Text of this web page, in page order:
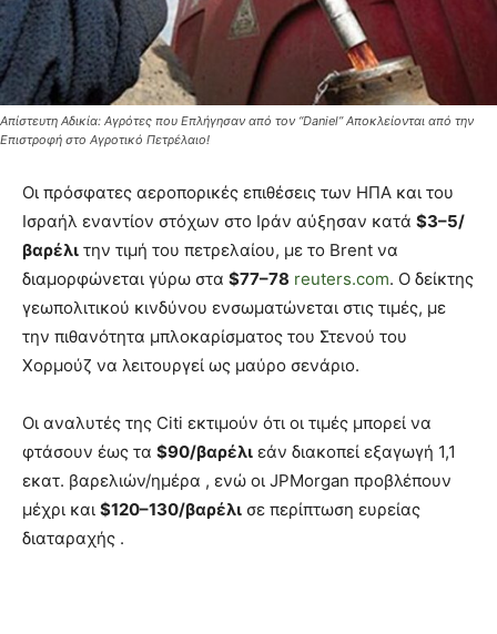
Απίστευτη Αδικία: Αγρότες που Επλήγησαν από τον “Daniel” Αποκλείονται από την
Επιστροφή στο Αγροτικό Πετρέλαιο!
Οι πρόσφατες αεροπορικές επιθέσεις των ΗΠΑ και του
Ισραήλ εναντίον στόχων στο Ιράν αύξησαν κατά $3–5/
βαρέλι την τιμή του πετρελαίου, με το Brent να
διαμορφώνεται γύρω στα $77–78 reuters.com. Ο δείκτης
γεωπολιτικού κινδύνου ενσωματώνεται στις τιμές, με
την πιθανότητα μπλοκαρίσματος του Στενού του
Χορμούζ να λειτουργεί ως μαύρο σενάριο.
Οι αναλυτές της Citi εκτιμούν ότι οι τιμές μπορεί να
φτάσουν έως τα $90/βαρέλι εάν διακοπεί εξαγωγή 1,1
εκατ. βαρελιών/ημέρα , ενώ οι JPMorgan προβλέπουν
μέχρι και $120–130/βαρέλι σε περίπτωση ευρείας
διαταραχής .